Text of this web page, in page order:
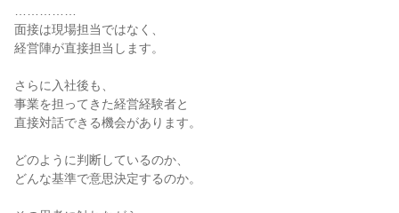
面接は現場担当ではなく、
経営陣が直接担当します。
さらに入社後も、
事業を担ってきた経営経験者と
直接対話できる機会があります。
どのように判断しているのか、
どんな基準で意思決定するのか。